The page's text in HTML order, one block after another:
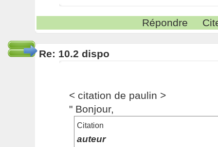
Répondre
Re: 10.2 dispo
< citation de paulin >
" Bonjour,
Citation
auteur